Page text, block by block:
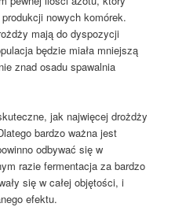
nowych komórek.
mają do dyspozycji
będzie miała mniejszą
znad osadu spawalnia
jak najwięcej drożdży
bardzo ważna jest
odbywać się w
razie fermentacja za bardzo
się w całej objętości, i
efektu.